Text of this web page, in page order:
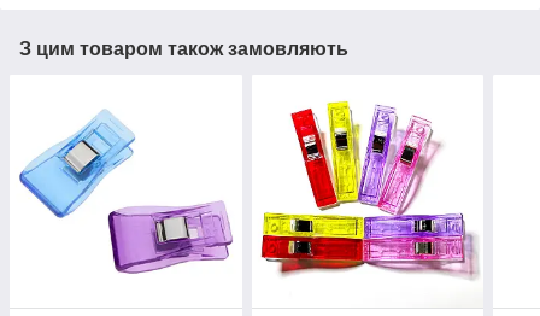
З цим товаром також замовляють